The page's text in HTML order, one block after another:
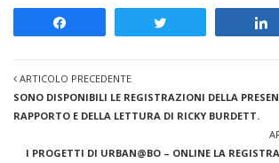
ARTICOLO PRECEDENTE
SONO DISPONIBILI LE REGISTRAZIONI DELLA
RAPPORTO E DELLA LETTURA DI RICKY BURDETT.
I PROGETTI DI URBAN@BO – ONLINE LA